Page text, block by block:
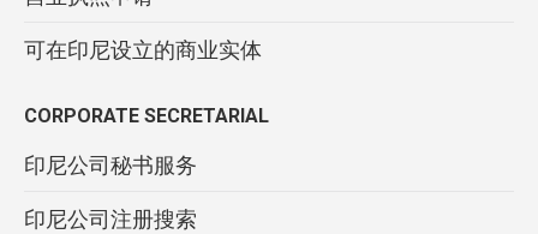
可在印尼设立的商业实体
CORPORATE SECRETARIAL
印尼公司秘书服务
印尼公司注册搜索